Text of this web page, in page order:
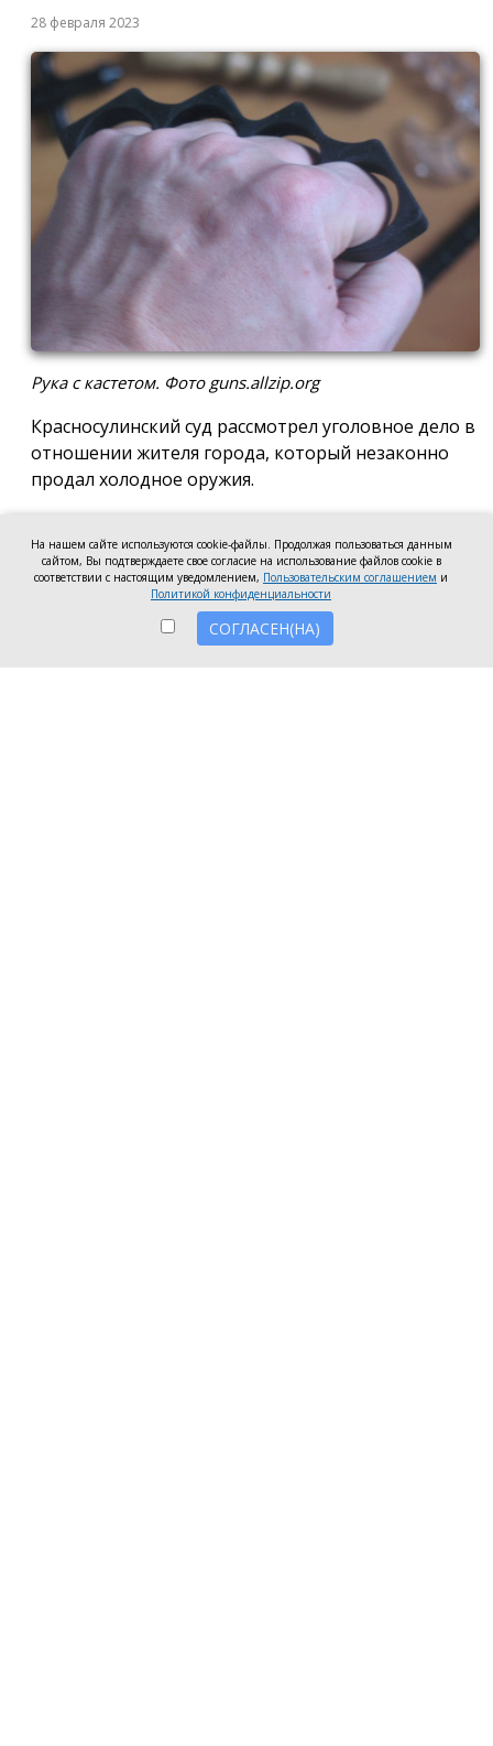
28 февраля 2023
Рука с кастетом. Фото guns.allzip.org
Красносулинский суд рассмотрел уголовное дело в
отношении жителя города, который незаконно
продал холодное оружия.
разместил на своей странице в социальной сети
объявление о продаже за 2 тысячи рублей
найденного им кастета. Этот вид самодельный
инструмент относится к категории ударно-
На нашем сайте используются cookie-файлы. Продолжая пользоваться данным
сайтом, Вы подтверждаете свое согласие на использование файлов cookie в
соответствии с настоящим уведомлением, Пользовательским соглашением и
Политикой конфиденциальности
СОГЛАСЕН(НА)